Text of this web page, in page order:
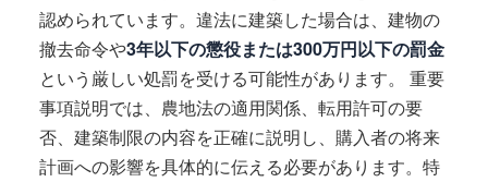
認められています。違法に建築した場合は、建物の
撤去命令や3年以下の懲役または300万円以下の罰金
という厳しい処罰を受ける可能性があります。 重要
事項説明では、農地法の適用関係、転用許可の要
否、建築制限の内容を正確に説明し、購入者の将来
計画への影響を具体的に伝える必要があります。特